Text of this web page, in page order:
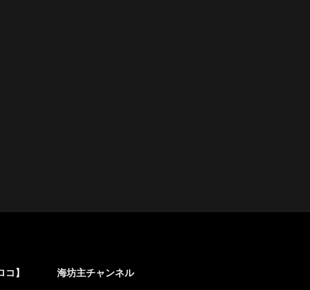
】 海坊主チャンネル